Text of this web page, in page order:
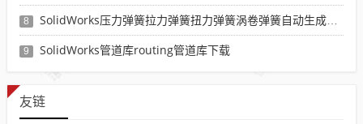
8 SolidWorks压力弹簧拉力弹簧扭力弹簧涡卷弹簧自动生成宏程序下载
9 SolidWorks管道库routing管道库下载
友链